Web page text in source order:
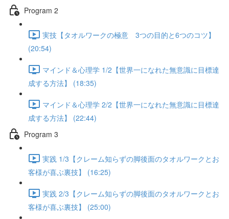
Program 2
実技【タオルワークの極意 3つの目的と6つのコツ】
(20:54)
マインド＆心理学 1/2【世界一になれた無意識に目標達
成する方法】 (18:35)
マインド＆心理学 2/2【世界一になれた無意識に目標達
成する方法】 (22:44)
Program 3
実践 1/3【クレーム知らずの脚後面のタオルワークとお
客様が喜ぶ裏技】 (16:25)
実践 2/3【クレーム知らずの脚後面のタオルワークとお
客様が喜ぶ裏技】 (25:00)